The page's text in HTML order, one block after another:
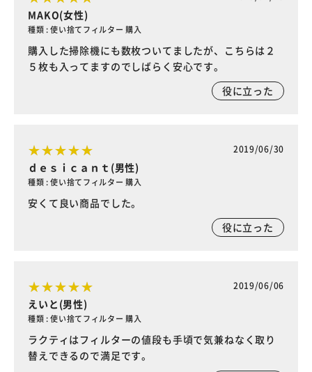
MAKO(女性)
種類 : 使い捨てフィルター 購入
購入した掃除機にも数枚ついてましたが、こちらは２
５枚も入ってますのでしばらく安心です。
役に立った
2019/06/30
ｄｅｓｉｃａｎｔ(男性)
種類 : 使い捨てフィルター 購入
安くて良い商品でした。
役に立った
2019/06/06
えいと(男性)
種類 : 使い捨てフィルター 購入
ラクティはフィルターの値段も手頃で気兼ねなく取り
替えできるので満足です。